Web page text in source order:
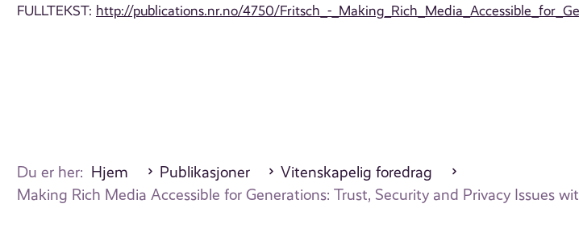
FULLTEKST: http://publications.nr.no/4750/Fritsch_-
Du er her: Hjem Publikasjoner
Vitenskapelig foredrag
Making Rich Media Accessible for Generations: Trust, Security and Privacy Issues